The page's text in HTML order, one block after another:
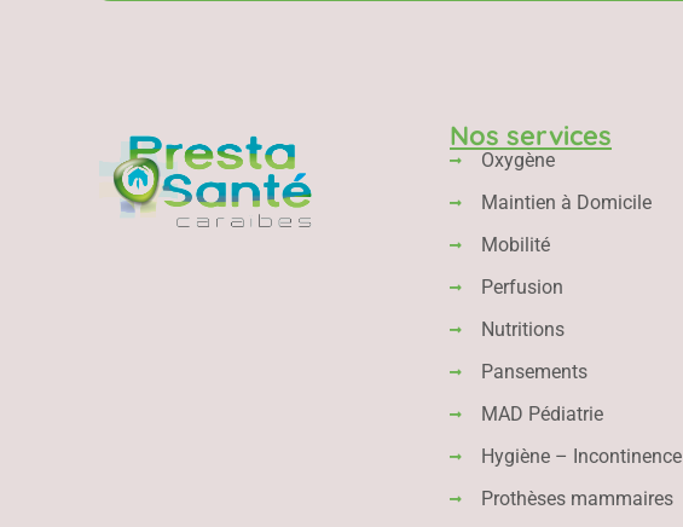
Nos services
Oxygène
Maintien à Domicile
Mobilité
Perfusion
Nutritions
Pansements
MAD Pédiatrie
Hygiène – Incontinence
Prothèses mammaires